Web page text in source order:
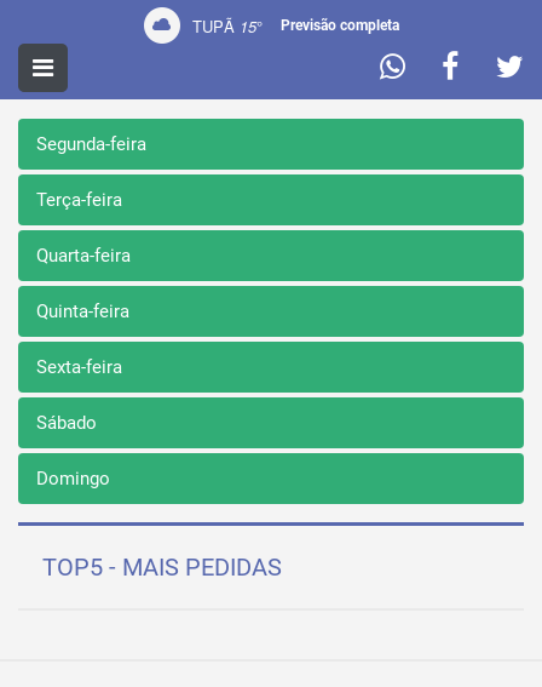
TUPÃ 15° Previsão completa
PROGRAMAÇÃO
Segunda-feira
Terça-feira
Quarta-feira
Quinta-feira
Sexta-feira
Sábado
Domingo
TOP5 - MAIS PEDIDAS